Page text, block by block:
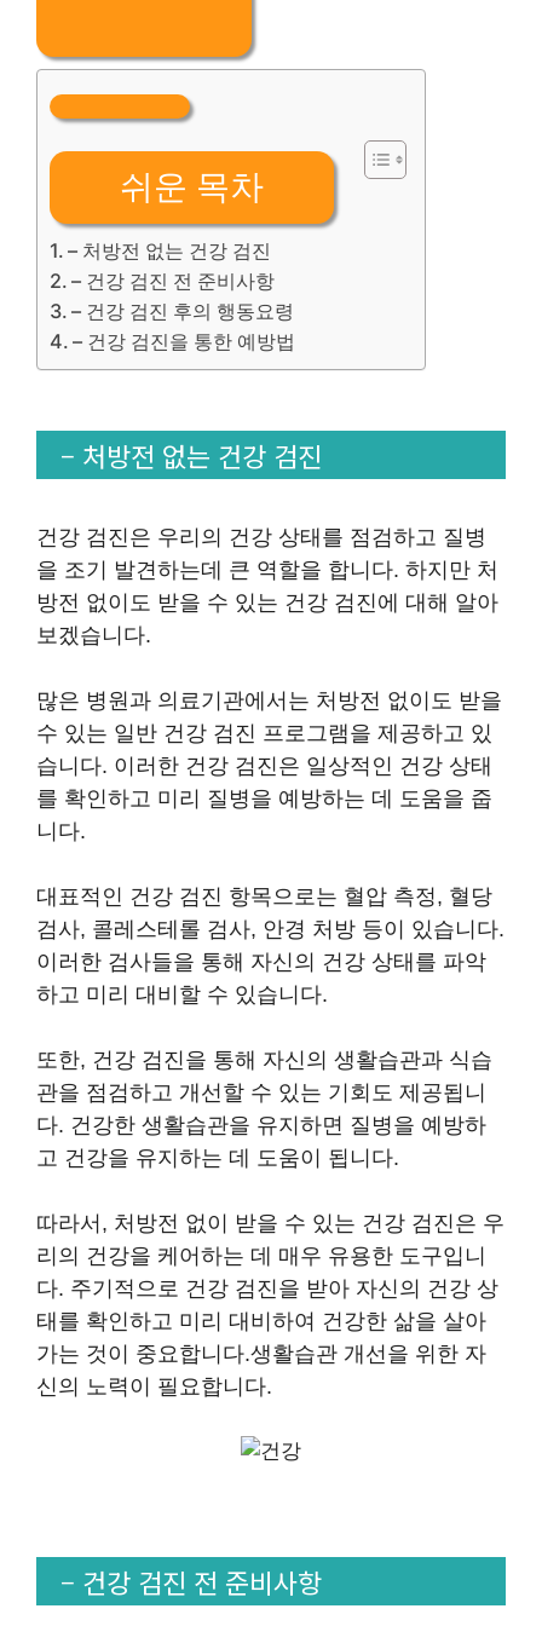
쉬운 목차
– 처방전 없는 건강 검진
– 건강 검진 전 준비사항
– 건강 검진 후의 행동요령
– 건강 검진을 통한 예방법
– 처방전 없는 건강 검진
건강 검진은 우리의 건강 상태를 점검하고 질병
을 조기 발견하는데 큰 역할을 합니다. 하지만 처
방전 없이도 받을 수 있는 건강 검진에 대해 알아
보겠습니다.
많은 병원과 의료기관에서는 처방전 없이도 받을
수 있는 일반 건강 검진 프로그램을 제공하고 있
습니다. 이러한 건강 검진은 일상적인 건강 상태
를 확인하고 미리 질병을 예방하는 데 도움을 줍
니다.
대표적인 건강 검진 항목으로는 혈압 측정, 혈당
검사, 콜레스테롤 검사, 안경 처방 등이 있습니다.
이러한 검사들을 통해 자신의 건강 상태를 파악
하고 미리 대비할 수 있습니다.
또한, 건강 검진을 통해 자신의 생활습관과 식습
관을 점검하고 개선할 수 있는 기회도 제공됩니
다. 건강한 생활습관을 유지하면 질병을 예방하
고 건강을 유지하는 데 도움이 됩니다.
따라서, 처방전 없이 받을 수 있는 건강 검진은 우
리의 건강을 케어하는 데 매우 유용한 도구입니
다. 주기적으로 건강 검진을 받아 자신의 건강 상
태를 확인하고 미리 대비하여 건강한 삶을 살아
가는 것이 중요합니다.생활습관 개선을 위한 자
신의 노력이 필요합니다.
– 건강 검진 전 준비사항